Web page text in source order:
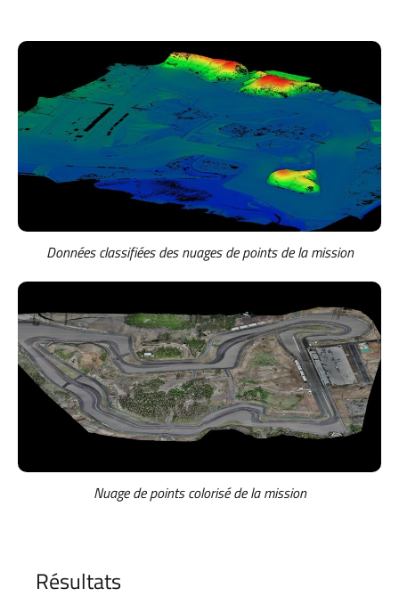
Données classifiées des nuages de points de la mission
Nuage de points colorisé de la mission
Résultats